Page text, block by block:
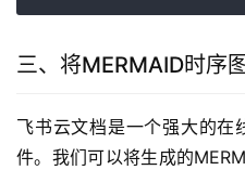
三、将MERMAID时序
飞书云文档是一个强大的在
件。我们可以将生成的